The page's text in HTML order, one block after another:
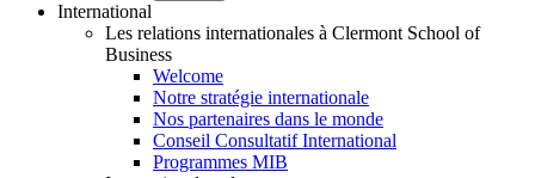
International
Les relations internationales à Clermont School of
Business
Welcome
Notre stratégie internationale
Nos partenaires dans le monde
Conseil Consultatif International
Programmes MIB